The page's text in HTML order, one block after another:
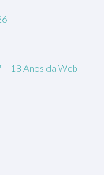
– 18 Anos da Web